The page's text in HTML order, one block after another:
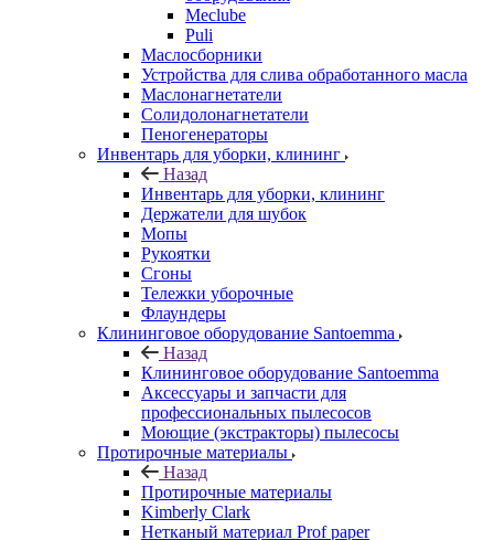
Meclube
Puli
Маслосборники
Устройства для слива обработанного масла
Маслонагнетатели
Солидолонагнетатели
Пеногенераторы
Инвентарь для уборки, клининг
Назад
Инвентарь для уборки, клининг
Держатели для шубок
Мопы
Рукоятки
Сгоны
Тележки уборочные
Флаундеры
Клининговое оборудование Santoemma
Назад
Клининговое оборудование Santoemma
Аксессуары и запчасти для
профессиональных пылесосов
Моющие (экстракторы) пылесосы
Протирочные материалы
Назад
Протирочные материалы
Kimberly Clark
Нетканый материал Prof paper